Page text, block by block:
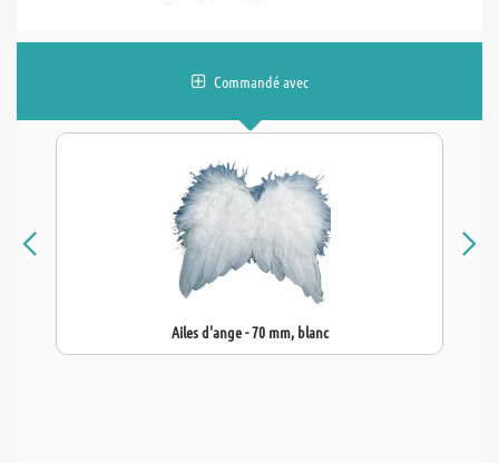
Commandé avec
Ailes d'ange - 70 mm, blanc